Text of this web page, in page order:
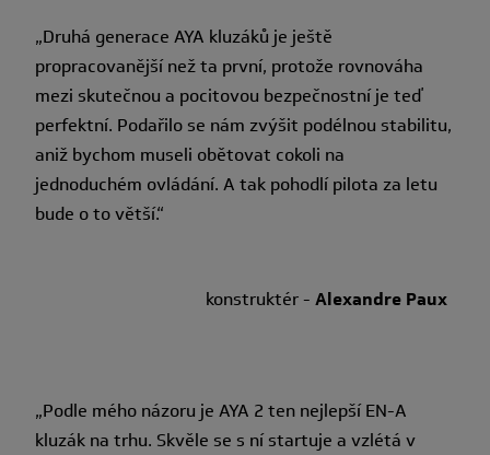
„Druhá generace AYA kluzáků je ještě
propracovanější než ta první, protože rovnováha
mezi skutečnou a pocitovou bezpečnostní je teď
perfektní. Podařilo se nám zvýšit podélnou stabilitu,
aniž bychom museli obětovat cokoli na
jednoduchém ovládání. A tak pohodlí pilota za letu
bude o to větší.“
konstruktér - Alexandre Paux
„Podle mého názoru je AYA 2 ten nejlepší EN-A
kluzák na trhu. Skvěle se s ní startuje a vzlétá v